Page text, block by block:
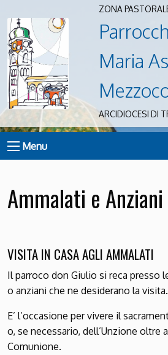
ZONA
Maria
ARCIDIOCESI DI
Menu
Ammalati e Anziani
VISITA IN CASA AGLI AMMALATI
Il parroco don Giulio si reca presso
o anziani che ne desiderano la visita.
E’ l’occasione per vivere il
o, se necessario, dell’Unzione oltre
Comunione.